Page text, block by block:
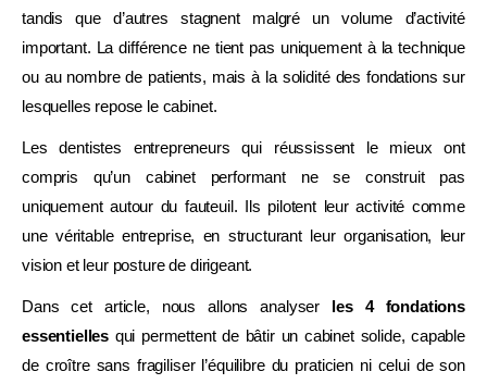
tandis que d’autres stagnent malgré un volume d’activité
important. La différence ne tient pas uniquement à la technique
ou au nombre de patients, mais à la solidité des fondations sur
lesquelles repose le cabinet.
Les dentistes entrepreneurs qui réussissent le mieux ont
compris qu’un cabinet performant ne se construit pas
uniquement autour du fauteuil. Ils pilotent leur activité comme
une véritable entreprise, en structurant leur organisation, leur
vision et leur posture de dirigeant.
Dans cet article, nous allons analyser les 4 fondations
essentielles qui permettent de bâtir un cabinet solide, capable
de croître sans fragiliser l’équilibre du praticien ni celui de son